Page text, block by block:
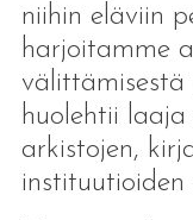
niihin eläviin
harjoitamme
välittämisestä
huolehtii laaja
arkistojen,
instituutioiden